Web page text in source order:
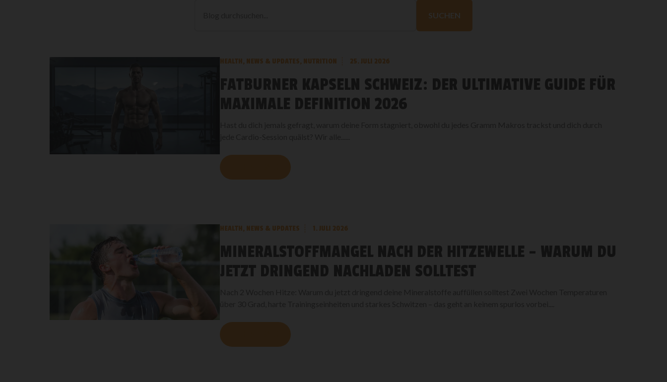
SUCHEN
HEALTH, NEWS & UPDATES, NUTRITION 25. JULI 2026
FATBURNER KAPSELN SCHWEIZ: DER ULTIMATIVE GUIDE FÜR
MAXIMALE DEFINITION 2026
HEALTH, NEWS & UPDATES 1. JULI 2026
MINERALSTOFFMANGEL NACH DER HITZEWELLE – WARUM DU
JETZT DRINGEND NACHLADEN SOLLTEST